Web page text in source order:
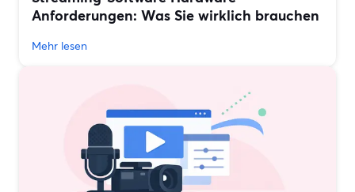
Anforderungen: Was Sie wirklich brauchen
Mehr lesen